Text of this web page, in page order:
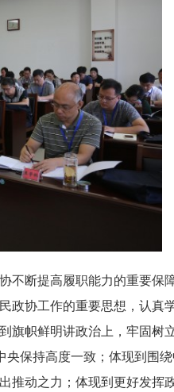
不断提高履职能力的重要保
政协工作的重要思想，认真
帜鲜明讲政治上，牢固树
央保持高度一致；体现到围
推动之力；体现到更好发挥